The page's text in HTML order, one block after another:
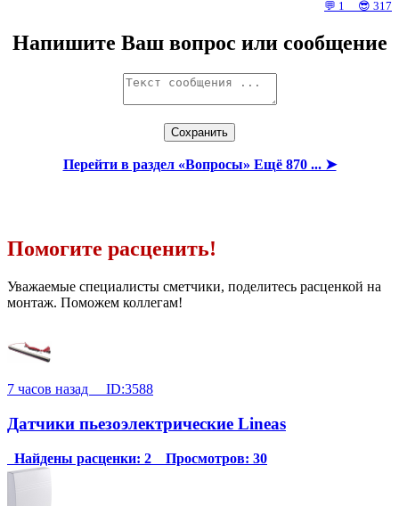
💬 1 😎 317
Напишите Ваш вопрос или сообщение
Перейти в раздел «Вопросы» Ещё 870 ... ➤
Помогите расценить!
Уважаемые специалисты сметчики, поделитесь расценкой на
монтаж. Поможем коллегам!
7 часов назад ID:3588
Датчики пьезоэлектрические Lineas
Найдены расценки: 2 Просмотров: 30